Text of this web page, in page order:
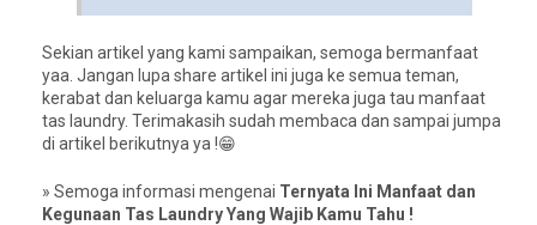
Sekian artikel yang kami sampaikan, semoga bermanfaat
yaa. Jangan lupa share artikel ini juga ke semua teman,
kerabat dan keluarga kamu agar mereka juga tau manfaat
tas laundry. Terimakasih sudah membaca dan sampai jumpa
di artikel berikutnya ya !😁
» Semoga informasi mengenai Ternyata Ini Manfaat dan
Kegunaan Tas Laundry Yang Wajib Kamu Tahu !